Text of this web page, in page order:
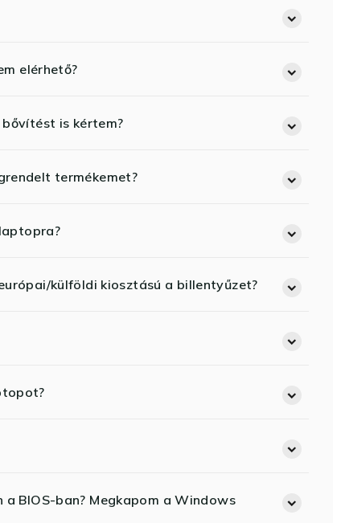
elérhető?
is kértem?
termékemet?
külföldi kiosztású a billentyűzet?
BIOS-ban? Megkapom a Windows